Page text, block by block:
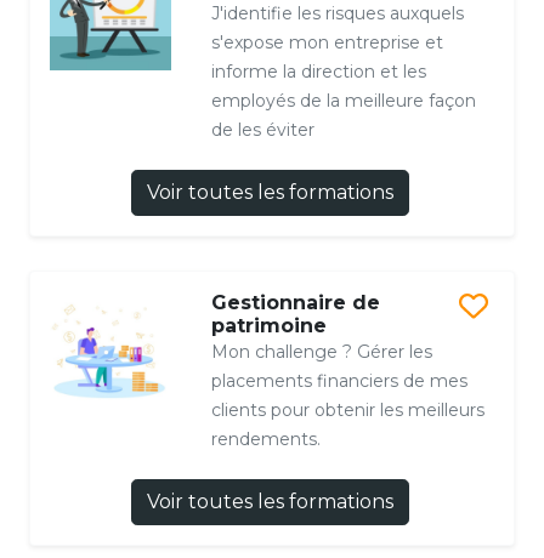
J'identifie les risques auxquels
s'expose mon entreprise et
informe la direction et les
employés de la meilleure façon
de les éviter
Voir toutes les formations
Gestionnaire de
patrimoine
Mon challenge ? Gérer les
placements financiers de mes
clients pour obtenir les meilleurs
rendements.
Voir toutes les formations